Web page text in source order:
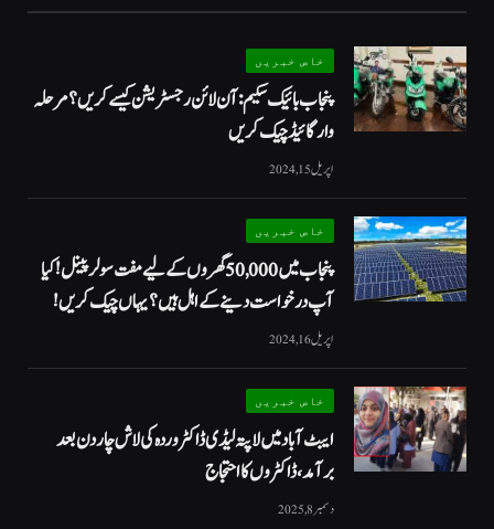
خاص خبریں
پنجاب بائیک سکیم: آن لائن رجسٹریشن کیسے کریں؟ مرحلہ
وار گائیڈ چیک کریں
اپریل 15, 2024
خاص خبریں
پنجاب میں 50,000 گھروں کے لیے مفت سولر پینل! کیا
آپ درخواست دینے کے اہل ہیں؟ یہاں چیک کریں!
اپریل 16, 2024
خاص خبریں
ایبٹ آباد میں لاپتہ لیڈی ڈاکٹر وردہ کی لاش چار دن بعد
برآمد، ڈاکٹروں کا احتجاج
دسمبر 8, 2025